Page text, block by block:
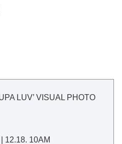
LUV’ VISUAL PHOTO
12.18. 10AM